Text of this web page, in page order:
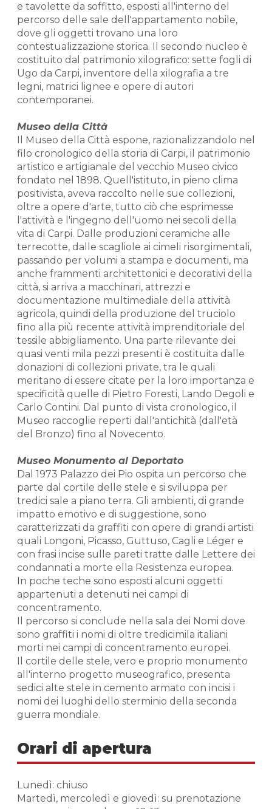
e tavolette da soffitto, esposti all'interno del
percorso delle sale dell'appartamento nobile,
dove gli oggetti trovano una loro
contestualizzazione storica. Il secondo nucleo è
costituito dal patrimonio xilografico: sette fogli di
Ugo da Carpi, inventore della xilografia a tre
legni, matrici lignee e opere di autori
contemporanei.
Museo della Città
Il Museo della Città espone, razionalizzandolo nel
filo cronologico della storia di Carpi, il patrimonio
artistico e artigianale del vecchio Museo civico
fondato nel 1898. Quell'istituto, in pieno clima
positivista, aveva raccolto nelle sue collezioni,
oltre a opere d'arte, tutto ciò che esprimesse
l'attività e l'ingegno dell'uomo nei secoli della
vita di Carpi. Dalle produzioni ceramiche alle
terrecotte, dalle scagliole ai cimeli risorgimentali,
passando per volumi a stampa e documenti, ma
anche frammenti architettonici e decorativi della
città, si arriva a macchinari, attrezzi e
documentazione multimediale della attività
agricola, quindi della produzione del truciolo
fino alla più recente attività imprenditoriale del
tessile abbigliamento. Una parte rilevante dei
quasi venti mila pezzi presenti è costituita dalle
donazioni di collezioni private, tra le quali
meritano di essere citate per la loro importanza e
specificità quelle di Pietro Foresti, Lando Degoli e
Carlo Contini. Dal punto di vista cronologico, il
Museo raccoglie reperti dall'antichità (dall'età
del Bronzo) fino al Novecento.
Museo Monumento al Deportato
Dal 1973 Palazzo dei Pio ospita un percorso che
parte dal cortile delle stele e si sviluppa per
tredici sale a piano terra. Gli ambienti, di grande
impatto emotivo e di suggestione, sono
caratterizzati da graffiti con opere di grandi artisti
quali Longoni, Picasso, Guttuso, Cagli e Léger e
con frasi incise sulle pareti tratte dalle Lettere dei
condannati a morte ella Resistenza europea.
In poche teche sono esposti alcuni oggetti
appartenuti a detenuti nei campi di
concentramento.
Il percorso si conclude nella sala dei Nomi dove
sono graffiti i nomi di oltre tredicimila italiani
morti nei campi di concentramento europei.
Il cortile delle stele, vero e proprio monumento
all'interno progetto museografico, presenta
sedici alte stele in cemento armato con incisi i
nomi dei luoghi dello sterminio della seconda
guerra mondiale.
Orari di apertura
Lunedì: chiuso
Martedì, mercoledì e giovedì: su prenotazione